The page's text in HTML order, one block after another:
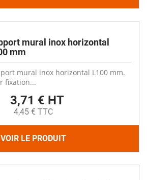
mural inox horizontal
mm
mural inox horizontal L100 mm.
fixation...
3,71 € HT
4,45 € TTC
VOIR LE PRODUIT